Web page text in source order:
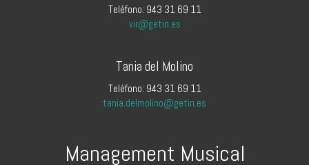
Teléfono: 943 31 69 11
vir@getin.es
Tania del Molino
Teléfono: 943 31 69 11
tania.delmolino@getin.es
Management Musical